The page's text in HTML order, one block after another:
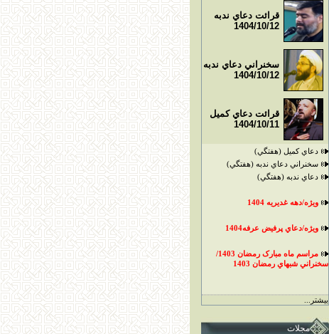
قرائت دعاي ندبه
1404/10/12
سخنراني دعاي ندبه
1404/10/12
قرائت دعاي کميل
1404/10/11
دعاي کميل (هفتگي)
سخنراني دعاي ندبه (هفتگي)
دعاي ندبه (هفتگي)
ويژه/دهه غديريه 1404
ويژه/دعاي پرفيض عرفه1404
مراسم ماه مبارک رمضان 1403/
سخنراني شبهاي رمضان 1403
بيشتر...
مجلات